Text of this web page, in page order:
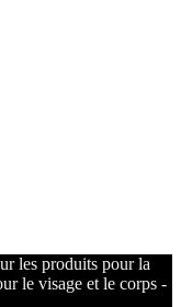
les produits pour la
le visage et le corps -